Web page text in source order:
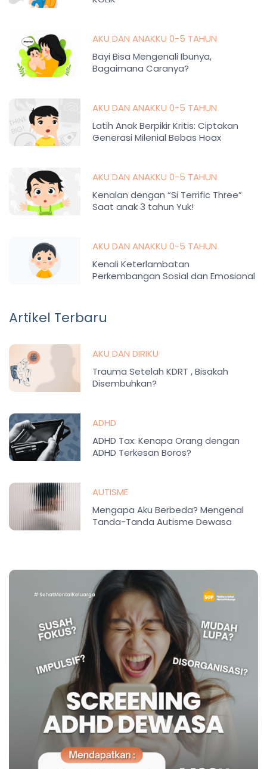
AKU DAN ANAKKU 0-5 TAHUN
Bayi Bisa Mengenali Ibunya,
Bagaimana Caranya?
AKU DAN ANAKKU 0-5 TAHUN
Latih Anak Berpikir Kritis: Ciptakan
Generasi Milenial Bebas Hoax
AKU DAN ANAKKU 0-5 TAHUN
Kenalan dengan “Si Terrific Three”
Saat anak 3 tahun Yuk!
AKU DAN ANAKKU 0-5 TAHUN
Kenali Keterlambatan
Perkembangan Sosial dan Emosional
Artikel Terbaru
AKU DAN DIRIKU
Trauma Setelah KDRT , Bisakah
Disembuhkan?
ADHD
ADHD Tax: Kenapa Orang dengan
ADHD Terkesan Boros?
AUTISME
Mengapa Aku Berbeda? Mengenal
Tanda-Tanda Autisme Dewasa